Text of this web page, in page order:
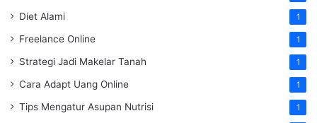
Diet Alami 1
Freelance Online 1
Strategi Jadi Makelar Tanah 1
Cara Adapt Uang Online 1
Tips Mengatur Asupan Nutrisi 1